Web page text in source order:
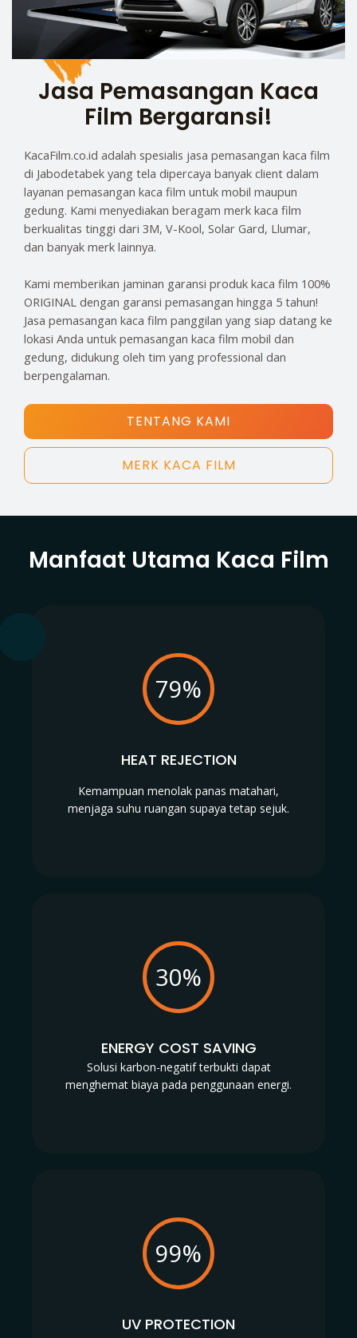
Jasa Pemasangan Kaca
Film Bergaransi!
KacaFilm.co.id adalah spesialis jasa pemasangan kaca film
di Jabodetabek yang tela dipercaya banyak client dalam
layanan pemasangan kaca film untuk mobil maupun
gedung. Kami menyediakan beragam merk kaca film
berkualitas tinggi dari 3M, V-Kool, Solar Gard, Llumar,
dan banyak merk lainnya.
Kami memberikan jaminan garansi produk kaca film 100%
ORIGINAL dengan garansi pemasangan hingga 5 tahun!
Jasa pemasangan kaca film panggilan yang siap datang ke
lokasi Anda untuk pemasangan kaca film mobil dan
gedung, didukung oleh tim yang professional dan
berpengalaman.
TENTANG KAMI
MERK KACA FILM
Manfaat Utama Kaca Film
79%
HEAT REJECTION
Kemampuan menolak panas matahari,
menjaga suhu ruangan supaya tetap sejuk.
30%
ENERGY COST SAVING
Solusi karbon-negatif terbukti dapat
menghemat biaya pada penggunaan energi.
99%
UV PROTECTION